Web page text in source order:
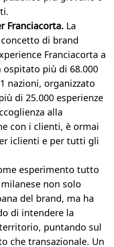
Franciacorta. La
di brand
Franciacorta a
ospitato più di 68.000
nazioni, organizzato
di 25.000 esperienze
alla
con i clienti, è ormai
iclienti e per tutti gli
esperimento tutto
non solo
del brand, ma ha
di intendere la
puntando sul
che transazionale. Un